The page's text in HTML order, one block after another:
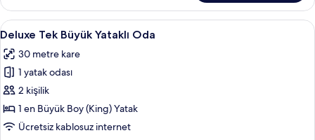
Avlu
Manzaralı
hakkında
fazla
detay
Deluxe
Tek
Büyük
Yataklı
Oda
için
tüm
Deluxe Tek Büyük Yataklı Oda |
9
Deluxe Tek Büyük Yataklı Oda
30 metre kare
1 yatak odası
2 kişilik
1 en Büyük Boy (King) Yatak
Ücretsiz kablosuz internet